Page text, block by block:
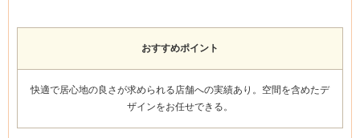
おすすめポイント
快適で居心地の良さが求められる店舗への実績あり 。空間を含めたデ
ザインをお任せできる。